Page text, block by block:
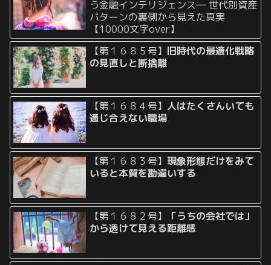
う金融インテリジェンス― 世代別資産
パターンの裏側から見えた真実
【10000文字over】
【第１６８５号】 旧時代の最適化戦略
の見直しと断捨離
【第１６８４号】人はたくさんいても
通じ合えない職場
【第１６８３号】現象形態だけをみて
いると本質を勘違いする
【第１６８２号】
「うちの会社では」
から透けて見える距離感